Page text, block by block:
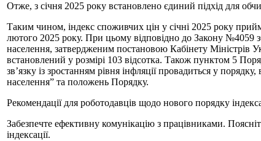
Отже, з січня 2025 року встановлено єдиний підхід для
Таким чином, індекс споживчих цін у січні 2025 року
лютого 2025 року. При цьому відповідно до Закону №4059
населення, затвердженим постановою Кабінету Міністрів
встановлений у розмірі 103 відсотка. Також пунктом 5
зв’язку із зростанням рівня інфляції провадиться у
населення” та положень Порядку.
Рекомендації для роботодавців щодо нового порядку
Забезпечте ефективну комунікацію з працівниками.
індексації.